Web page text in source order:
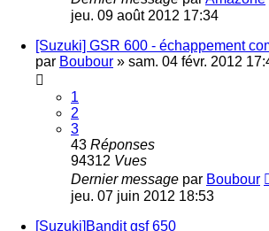
jeu. 09 août 2012 17:34
[Suzuki] GSR 600 - échappement
par Boubour » sam. 04 févr. 2012
1
2
3
43 Réponses
94312 Vues
Dernier message par Boubour
jeu. 07 juin 2012 18:53
[Suzuki]Bandit gsf 650